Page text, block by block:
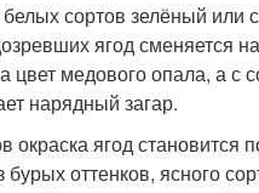
сортов зелёный или
ягод сменяется
цвет медового опала, а с
нарядный загар.
окраска ягод становится
оттенков, ясного